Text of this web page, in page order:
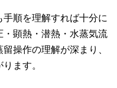
順を理解すれば十分に
顕熱・潜熱・水蒸気流
操作の理解が深まり、
ます。